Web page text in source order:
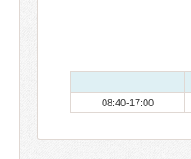
08:40-17:00